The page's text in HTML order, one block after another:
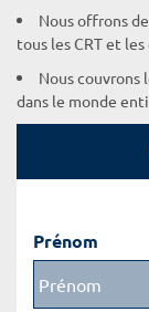
Nous offrons
tous les CRT et
Nous couvrons
dans le monde
Prénom